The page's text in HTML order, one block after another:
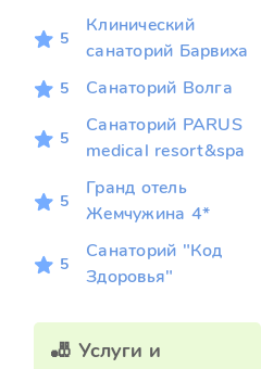
5
Клинический
санаторий Барвиха
5 Санаторий Волга
5
Санаторий PARUS
medical resort&spa
5
Гранд отель
Жемчужина 4*
5
Санаторий "Код
Здоровья"
🎳 Услуги и